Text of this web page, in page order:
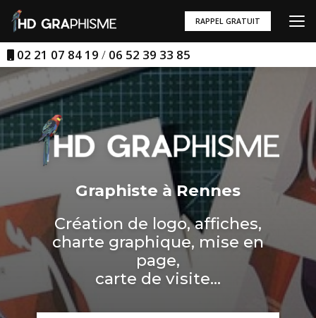
au
contenu
principal
02 21 07 84 19 / 06 52 39 33 85
RAPPEL GRATUIT
Graphiste à Rennes
Création de logo, affiches,
charte graphique, mise en
page,
carte de visite...